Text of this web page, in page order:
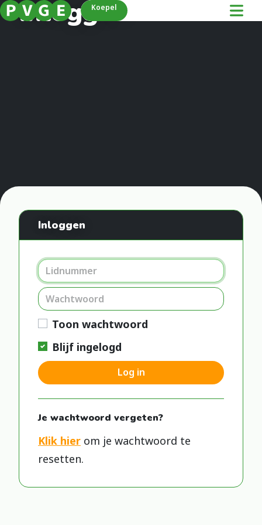
Koepel
Inloggen
Inloggen
Toon wachtwoord
Blijf ingelogd
Log in
Je wachtwoord vergeten?
Klik hier om je wachtwoord te
resetten.